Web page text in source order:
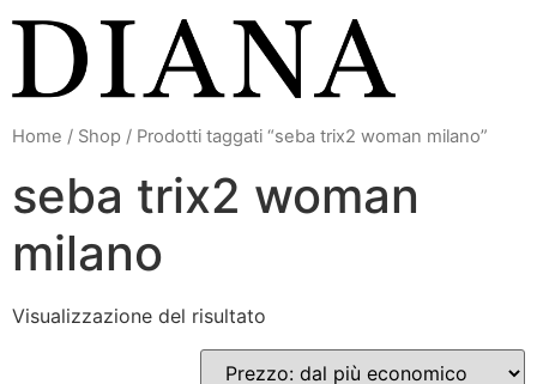
contenuto
Home / Shop / Prodotti taggati “seba trix2 woman milano”
seba trix2 woman
milano
Visualizzazione del risultato